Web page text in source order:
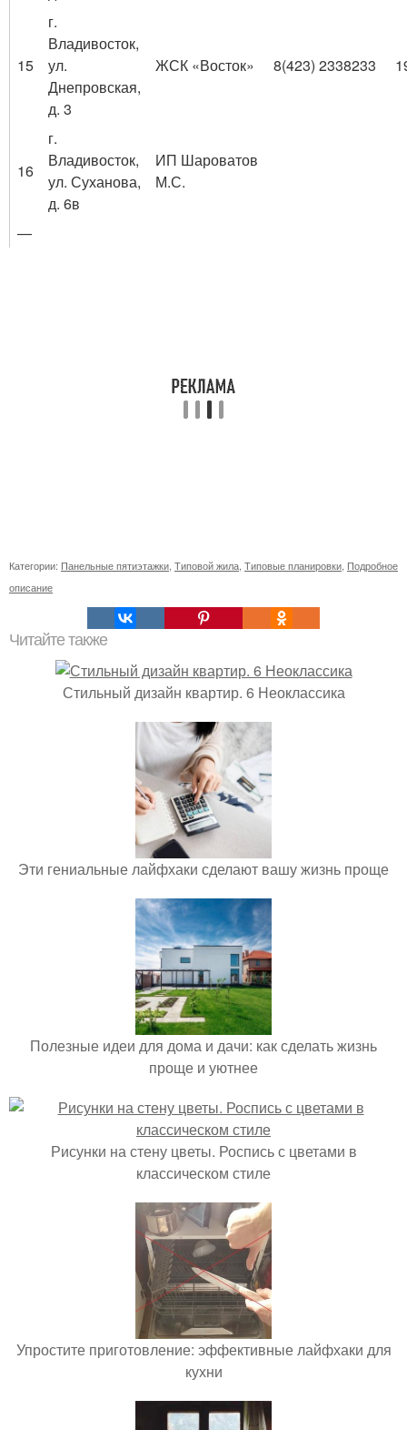
15
г.
Владивосток,
ул.
Днепровская,
д. 3
ЖСК «Восток» 8(423) 2338233
16
г.
Владивосток,
ул. Суханова,
д. 6в
ИП Шароватов
М.С.
—
Категории: Панельные пятиэтажки Типовой жила Типовые планировки Подробное
описание
Читайте также
Стильный дизайн квартир. 6 Неоклассика
Эти гениальные лайфхаки сделают вашу жизнь проще
Полезные идеи для дома и дачи: как сделать жизнь
проще и уютнее
Рисунки на стену цветы. Роспись с цветами в
классическом стиле
Упростите приготовление: эффективные лайфхаки для
кухни